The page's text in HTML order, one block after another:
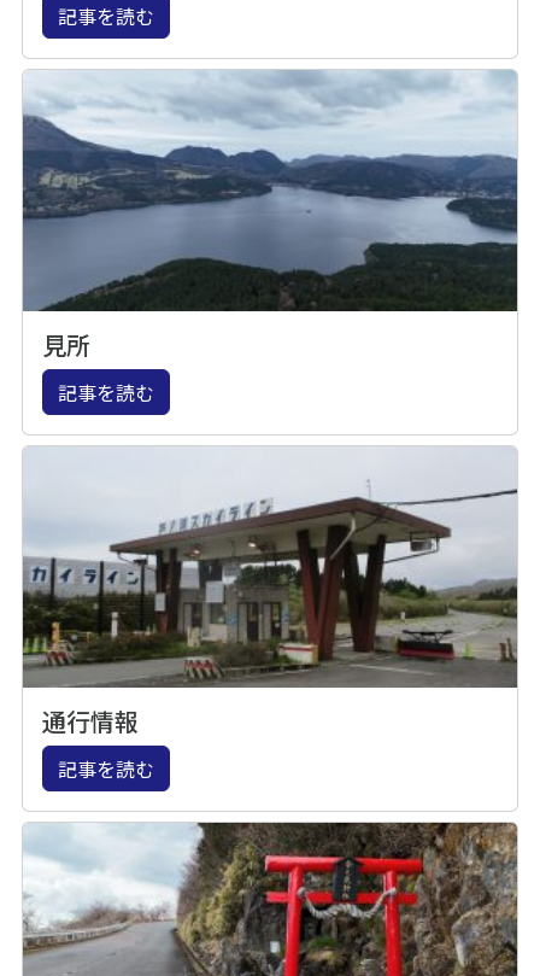
記事を読む
見所
記事を読む
通行情報
記事を読む